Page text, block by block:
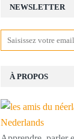
NEWSLETTER
À PROPOS